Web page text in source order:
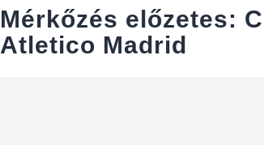
Mérkőzés előzetes:
Atletico Madrid